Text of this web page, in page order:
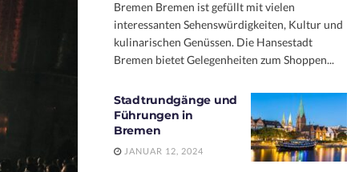
Bremen Bremen ist gefüllt mit vielen
interessanten Sehenswürdigkeiten, Kultur und
kulinarischen Genüssen. Die Hansestadt
Bremen bietet Gelegenheiten zum Shoppen...
Stadtrundgänge und
Führungen in
Bremen
JANUAR 12, 2024